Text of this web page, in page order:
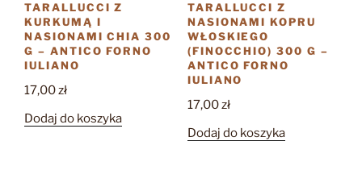
TARALLUCCI Z
KURKUMĄ I
NASIONAMI CHIA 300
G – ANTICO FORNO
IULIANO
17,00zł
Dodaj do koszyka
TARALLUCCI Z
NASIONAMI KOPRU
WŁOSKIEGO
(FINOCCHIO) 300 G –
ANTICO FORNO
IULIANO
17,00zł
Dodaj do koszyka